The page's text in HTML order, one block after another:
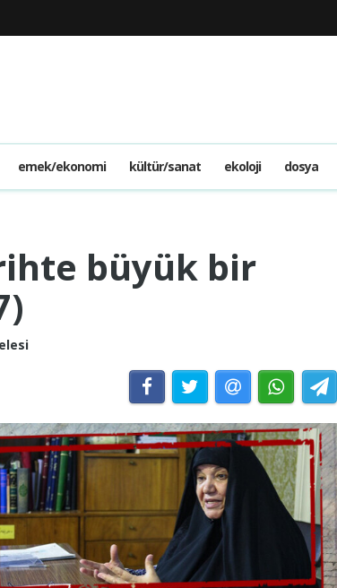
emek/ekonomi kültür/sanat ekoloji dosya
büyük bir